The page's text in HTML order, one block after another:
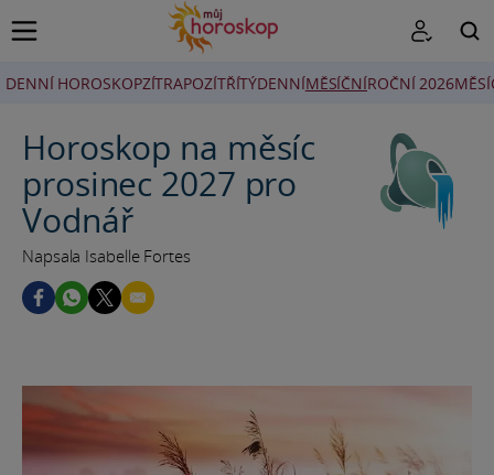
DENNÍ HOROSKOPZÍTRAPOZÍTŘÍTÝDENNÍMĚSÍČNÍROČNÍ 2026
Horoskop na měsíc
prosinec 2027 pro
Vodnář
Napsala Isabelle Fortes